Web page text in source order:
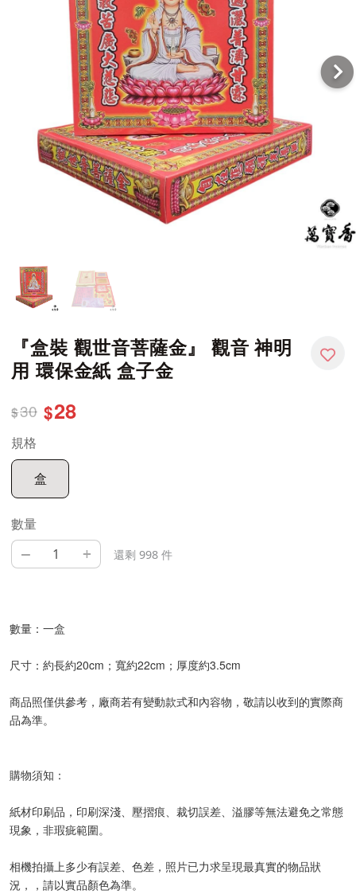
『盒裝 觀世音菩薩金』 觀音 神明
用 環保金紙 盒子金
$30 $28
規格
盒
數量
– + 還剩 998 件
數量：一盒
尺寸：約長約20cm；寬約22cm；厚度約3.5cm
商品照僅供參考，廠商若有變動款式和內容物，敬請以收到的實際商
品為準。
購物須知：
紙材印刷品，印刷深淺、壓摺痕、裁切誤差、溢膠等無法避免之常態
現象，非瑕疵範圍。
相機拍攝上多少有誤差、色差，照片已力求呈現最真實的物品狀
況，，請以實品顏色為準。